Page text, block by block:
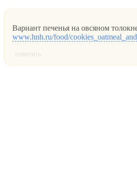
Вариант печенья на овсяном
www.hnh.ru/food/
ответить